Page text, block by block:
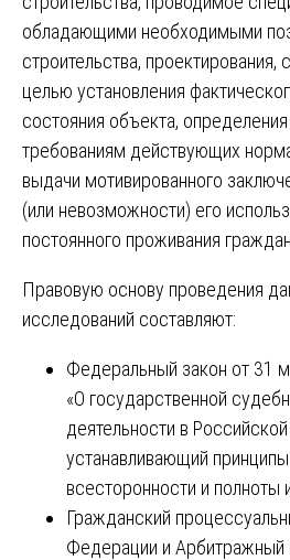
обладающими необходимыми
строительства, проектирования,
целью установления
состояния объекта,
требованиям действующих
выдачи мотивированного
(или невозможности) его
постоянного проживания граждан.
Правовую основу проведения
исследований составляют:
Федеральный закон от 31
«О государственной
деятельности в
устанавливающий
всесторонности и полноты
Гражданский
Федерации и Арбитражный